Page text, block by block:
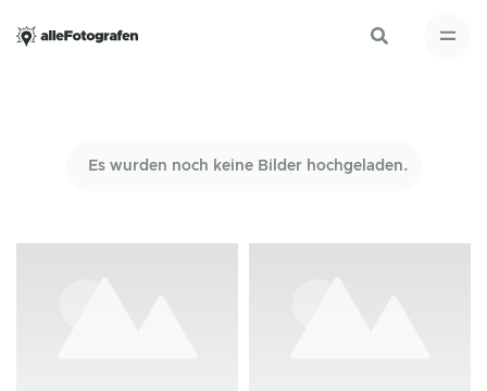
Es wurden noch keine Bilder hochgeladen.